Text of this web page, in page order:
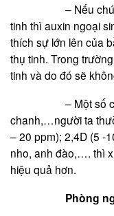
– Nếu chúng ta
tinh thì auxin ngoại
thích sự lớn lên của
thụ tinh. Trong
tinh và do đó sẽ
– Một số cây
chanh,…người ta
– 20 ppm); 2,4D (5 -
nho, anh đào,…. thì
hiệu quả hơn.
Phòng